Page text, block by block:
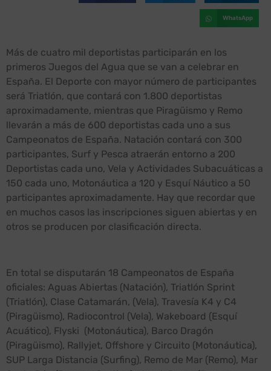
WhatsApp
Más de cuatro mil deportistas participarán en los
primeros Juegos del Agua que se van a celebrar en
España. El Deporte con mayor número de participantes
será Triatlón, que contará con 1.800 deportistas
aproximadamente, mientras que Piragüismo y Remo
llevarán a más de 600 deportistas cada uno a sus
Campeonatos de España. Natación contará con 300
participantes, Surf y Pesca atraerán entorno a 200
Deportistas cada uno, Vela y Actividades Subacuáticas a
150 cada uno, Motonáutica a 120 y Esquí Náutico a 50
participantes aproximadamente. Hay que recordar que
en muchos casos las inscripciones siguen abiertas y en
otros se producen por clasificación directa.
En total se disputarán 18 Campeonatos de España
oficiales: Aguas Abiertas (Natación), Triatlón Sprint
(Triatlón), Clase Catamarán, (Vela), Travesía K4 y C4
(Piragüismo), Radiocontrol (Vela), Wakeboard (Esquí
Acuático), Flyski (Motonáutica), Barco Dragón
(Piragüismo), Rallyjet, Offshore y Circuito (Motonáutica),
SUP Larga Distancia (Surfing), Remo de Mar (Remo), Mar